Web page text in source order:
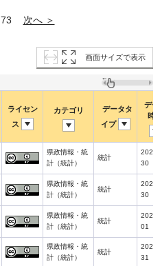
73 次へ ＞
画面サイズで表示
ライセン
ス
カテゴリ
データタ
イプ
デ
時
県政情報・統
計（統計）
統計
30
県政情報・統
計（統計）
統計
30
県政情報・統
計（統計）
統計
01
県政情報・統
計（統計）
統計
31